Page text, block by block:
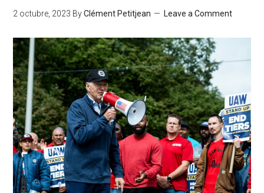
2 octubre, 2023 ByClément Petitjean Leave a Comment